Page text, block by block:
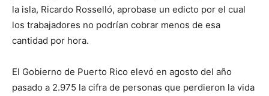
la isla, Ricardo Rosselló, aprobase un edicto por el cual
los trabajadores no podrían cobrar menos de esa
cantidad por hora.
El Gobierno de Puerto Rico elevó en agosto del año
pasado a 2.975 la cifra de personas que perdieron la vida